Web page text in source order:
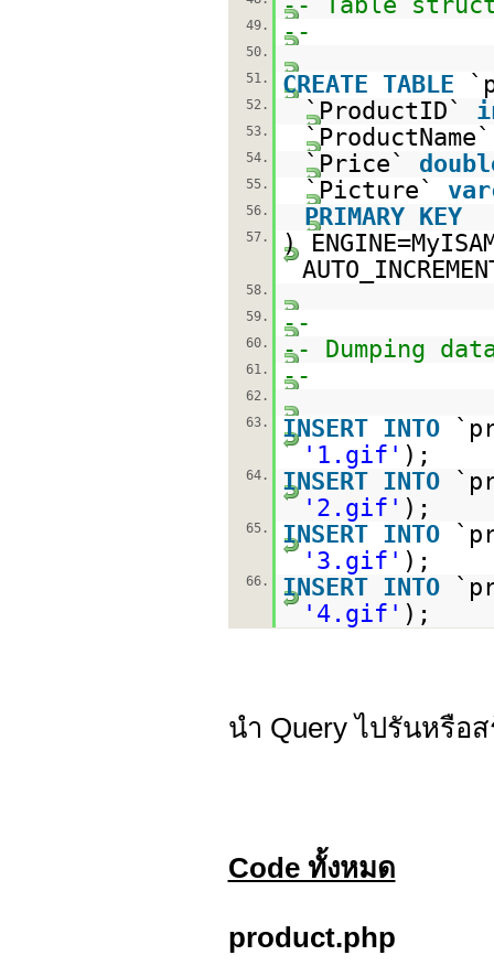
49. --
50.
51.
CREATE TABLE
52. `ProductID`
53.
54. `Price`
55. `Picture`
56. PRIMARY KEY
57.
)
58.
59.
--
60. -- Dumping
61. --
62.
63.
INSERT INTO
'1.gif' );
64. INSERT INTO
'2.gif' );
65. INSERT INTO
'3.gif' );
66. INSERT INTO
'4.gif' );
นำ Query ไปรันหรือ
Code ทั้งหมด
product.php